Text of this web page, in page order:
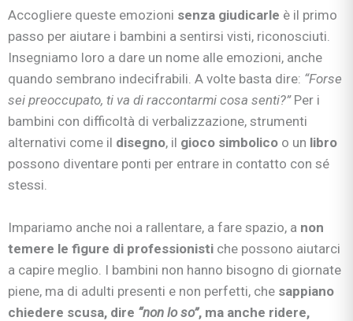
Accogliere queste emozioni senza giudicarle è il primo
passo per aiutare i bambini a sentirsi visti, riconosciuti.
Insegniamo loro a dare un nome alle emozioni, anche
quando sembrano indecifrabili. A volte basta dire: “Forse
sei preoccupato, ti va di raccontarmi cosa senti?”Per i
bambini con difficoltà di verbalizzazione, strumenti
alternativi come il disegno, il gioco simbolico o un libro
possono diventare ponti per entrare in contatto con sé
stessi.
Impariamo anche noi a rallentare, a fare spazio, a non
temere le figure di professionisti che possono aiutarci
a capire meglio. I bambini non hanno bisogno di giornate
piene, ma di adulti presenti e non perfetti, che sappiano
chiedere scusa, dire “non lo so”, ma anche ridere,